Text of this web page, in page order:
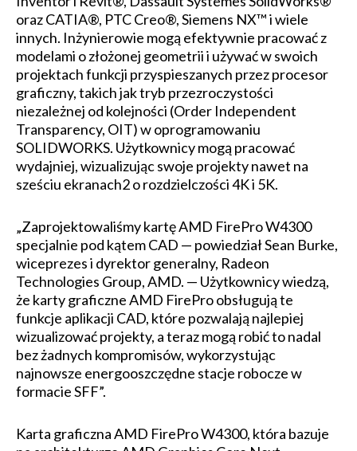
oraz CATIA®, PTC Creo®, Siemens NX™ i wiele
innych. Inżynierowie mogą efektywnie pracować z
modelami o złożonej geometrii i używać w swoich
projektach funkcji przyspieszanych przez procesor
graficzny, takich jak tryb przezroczystości
niezależnej od kolejności (Order Independent
Transparency, OIT) w oprogramowaniu
SOLIDWORKS. Użytkownicy mogą pracować
wydajniej, wizualizując swoje projekty nawet na
sześciu ekranach2 o rozdzielczości 4K i 5K.
„Zaprojektowaliśmy kartę AMD FirePro W4300
specjalnie pod kątem CAD — powiedział Sean Burke,
wiceprezes i dyrektor generalny, Radeon
Technologies Group, AMD. — Użytkownicy wiedzą,
że karty graficzne AMD FirePro obsługują te
funkcje aplikacji CAD, które pozwalają najlepiej
wizualizować projekty, a teraz mogą robić to nadal
bez żadnych kompromisów, wykorzystując
najnowsze energooszczędne stacje robocze w
formacie SFF”.
Karta graficzna AMD FirePro W4300, która bazuje